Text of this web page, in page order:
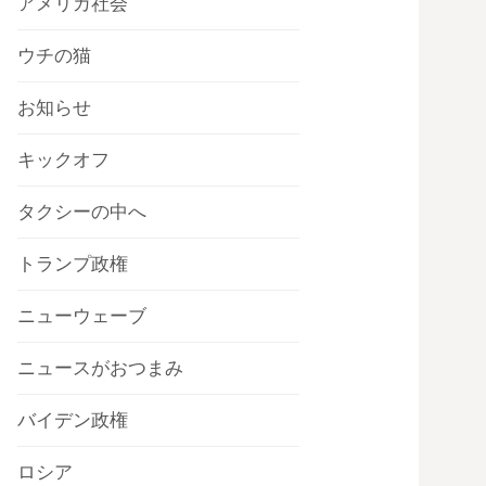
ウチの猫
お知らせ
キックオフ
タクシーの中へ
トランプ政権
ニューウェーブ
ニュースがおつまみ
バイデン政権
ロシア